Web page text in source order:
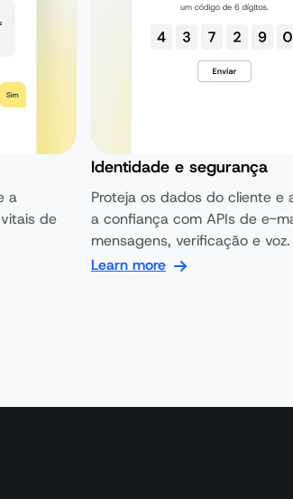
a
de
Identidade e segurança
Proteja os dados do cliente e
a confiança com APIs de e-
mensagens, verificação e voz.
Learn more